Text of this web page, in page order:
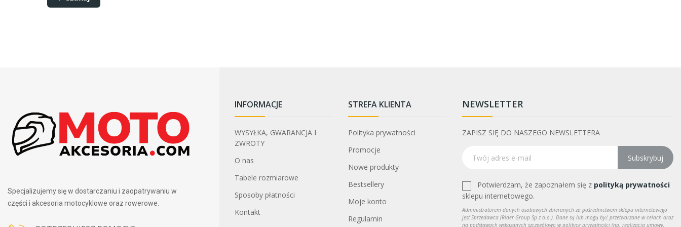
Specjalizujemy się w dostarczaniu i zaopatrywaniu w
części i akcesoria motocyklowe oraz rowerowe.
INFORMACJE
WYSYŁKA, GWARANCJA I
ZWROTY
O nas
Tabele rozmiarowe
Sposoby płatności
Kontakt
STREFA KLIENTA
Polityka prywatności
Promocje
Nowe produkty
Bestsellery
Moje konto
Regulamin
NEWSLETTER
ZAPISZ SIĘ DO NASZEGO NEWSLETTERA
Subskrybuj
Potwierdzam, że zapoznałem się z polityką prywatności
sklepu internetowego.
Administratorem danych osobowych zbieranych za pośrednictwem sklepu internetowego
jest Sprzedawca (Rider Group Sp z o.o.). Dane są lub mogą być przetwarzane w celach oraz
na podstawach wskazanych szczegółowo w polityce prywatności (np. realizacja umowy,